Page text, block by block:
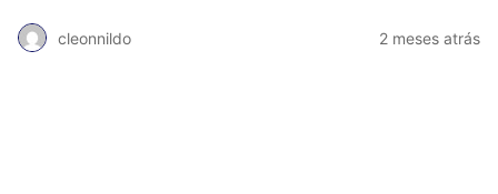
cleonnildo 2 meses atrás